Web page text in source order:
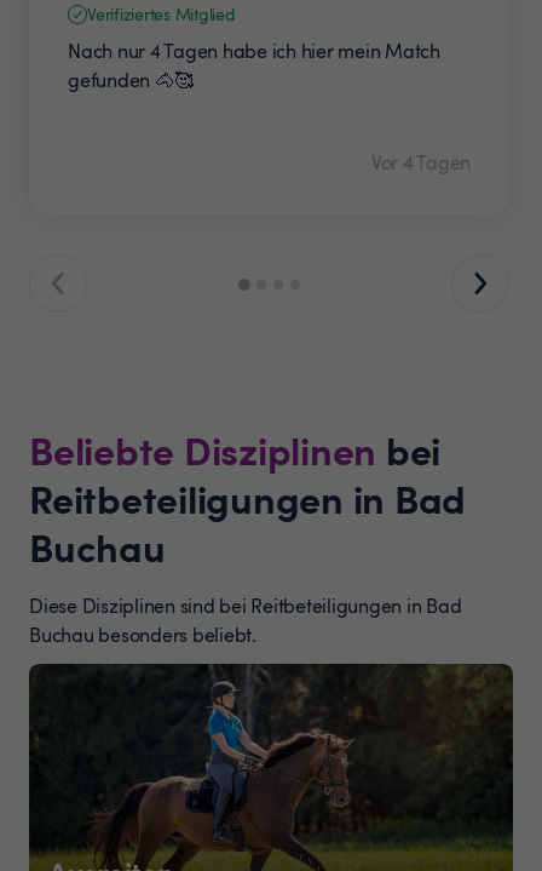
Verifiziertes Mitglied
Nach nur 4 Tagen habe ich hier mein Match
gefunden 🐴🥰
Vor 4 Tagen
Beliebte Disziplinen bei
Reitbeteiligungen in Bad
Buchau
Diese Disziplinen sind bei Reitbeteiligungen in Bad
Buchau besonders beliebt.